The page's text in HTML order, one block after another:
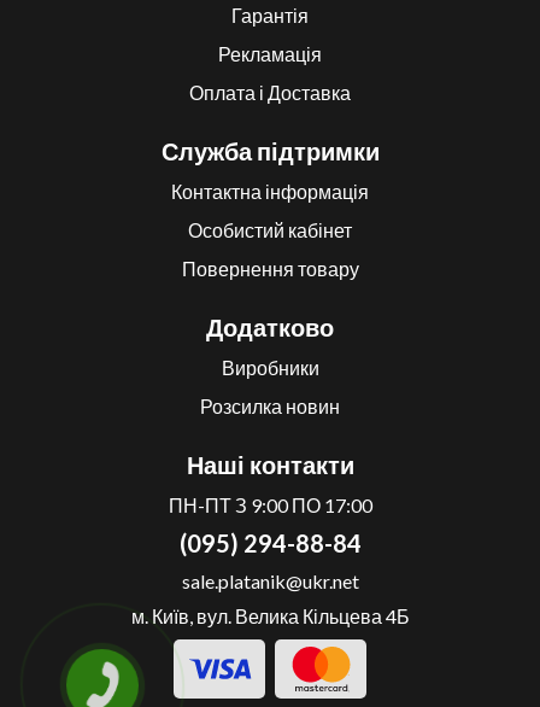
Гарантія
Рекламація
Оплата і Доставка
Служба підтримки
Контактна інформація
Особистий кабінет
Повернення товару
Додатково
Виробники
Розсилка новин
Наші контакти
ПН-ПТ З 9:00 ПО 17:00
(095) 294-88-84
sale.platanik@ukr.net
м. Київ, вул. Велика Кільцева 4Б